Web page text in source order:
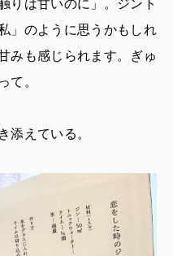
りは甘いのに」。ジント
」のように思うかもしれ
みも感じられます。ぎゅ
て。
添えている。